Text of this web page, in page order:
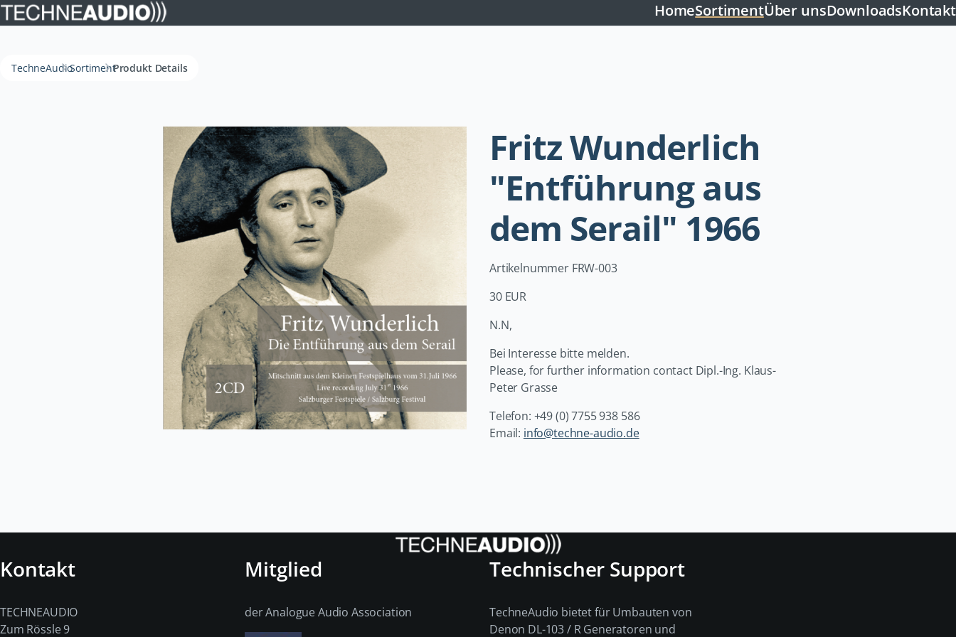
überspringen
HomeSortimentÜber unsDownloadsKontakt
TechneAudioSortimentProdukt Details
Fritz Wunderlich
"Entführung aus
dem Serail" 1966
Artikelnummer FRW-003
30 EUR
N.N,
Bei Interesse bitte melden.
Please, for further information contact Dipl.-Ing. Klaus-
Peter Grasse
Telefon: +49 (0) 7755 938 586
Email: info@techne-audio.de
Kontakt
TECHNEAUDIO
Zum Rössle 9
Mitglied
der Analogue Audio Association
Technischer Support
TechneAudio bietet für Umbauten von
Denon DL-103 / R Generatoren und